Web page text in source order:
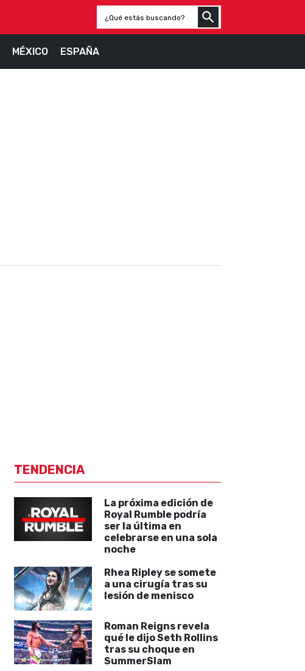
MÉXICO ESPAÑA
TENDENCIA
La próxima edición de
Royal Rumble podría
ser la última en
celebrarse en una sola
noche
Rhea Ripley se somete
a una cirugía tras su
lesión de menisco
Roman Reigns revela
qué le dijo Seth Rollins
tras su choque en
SummerSlam